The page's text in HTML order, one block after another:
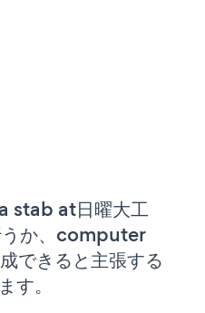
stab at日曜大工
か、computer
できると主張する
す。